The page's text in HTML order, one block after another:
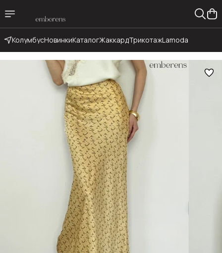
КолумбусНовинкиКаталогЖаккардТрикотажLamoda